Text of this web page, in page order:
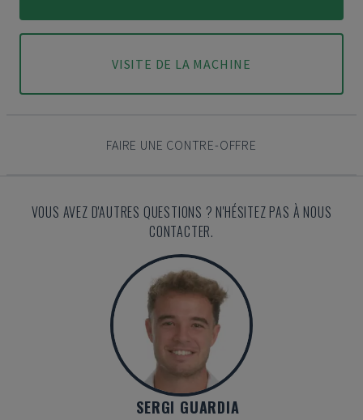
VISITE DE LA MACHINE
FAIRE UNE CONTRE-OFFRE
VOUS AVEZ D'AUTRES QUESTIONS ? N'HÉSITEZ PAS À NOUS
CONTACTER.
SERGI GUARDIA